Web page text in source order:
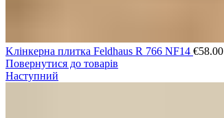
Kлінкерна плитка Feldhaus R 766 NF14 €58.00
Повернутися до товарів
Наступний